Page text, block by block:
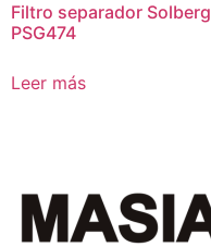
Filtro separador Solberg
PSG474
Leer más